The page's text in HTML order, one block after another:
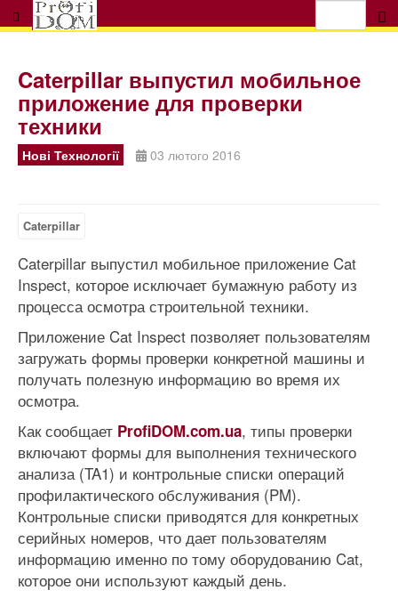
Caterpillar выпустил мобильное
приложение для проверки
техники
Нові Технології 03 лютого 2016
Caterpillar
Caterpillar выпустил мобильное приложение Cat
Inspect, которое исключает бумажную работу из
процесса осмотра строительной техники.
Приложение Cat Inspect позволяет пользователям
загружать формы проверки конкретной машины и
получать полезную информацию во время их
осмотра.
Как сообщает ProfiDOM.com.ua, типы проверки
включают формы для выполнения технического
анализа (TA1) и контрольные списки операций
профилактического обслуживания (PM).
Контрольные списки приводятся для конкретных
серийных номеров, что дает пользователям
информацию именно по тому оборудованию Cat,
которое они используют каждый день.